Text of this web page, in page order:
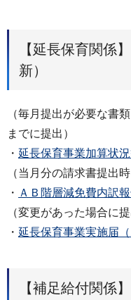
【延長保育関係
新）
（毎月提出が必要な書
までに提出）
・ 延長保育事業加算状
（当月分の請求書提出
・ ＡＢ階層減免費内訳
（変更があった場合に提
・ 延長保育事業実施届
【補足給付関係